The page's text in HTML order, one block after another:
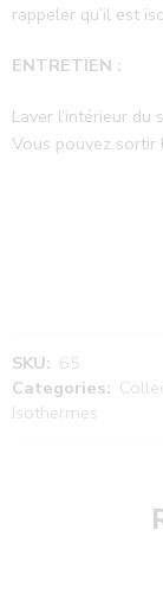
rappeler qu’il est
ENTRETIEN :
Laver l’intérieur du
Vous pouvez
SKU: 65
Categories:
Isothermes